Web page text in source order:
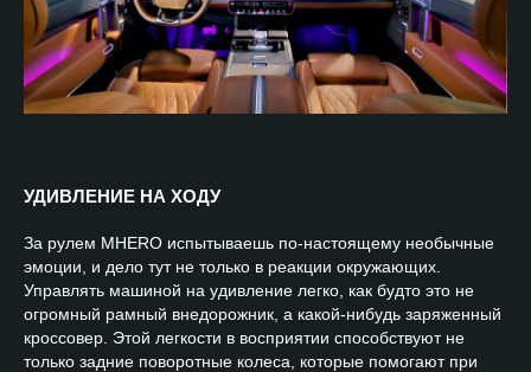
УДИВЛЕНИЕ НА ХОДУ
За рулем MHERO испытываешь по-настоящему необычные
эмоции, и дело тут не только в реакции окружающих.
Управлять машиной на удивление легко, как будто это не
огромный рамный внедорожник, а какой-нибудь заряженный
кроссовер. Этой легкости в восприятии способствуют не
только задние поворотные колеса, которые помогают при